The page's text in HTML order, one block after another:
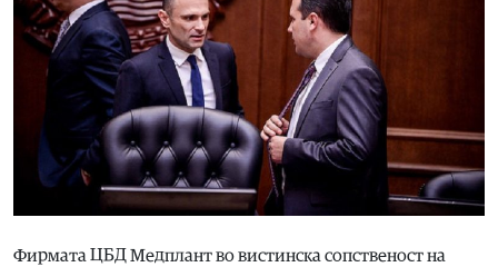
Фирмата ЦБД Медплант во вистинска сопственост на